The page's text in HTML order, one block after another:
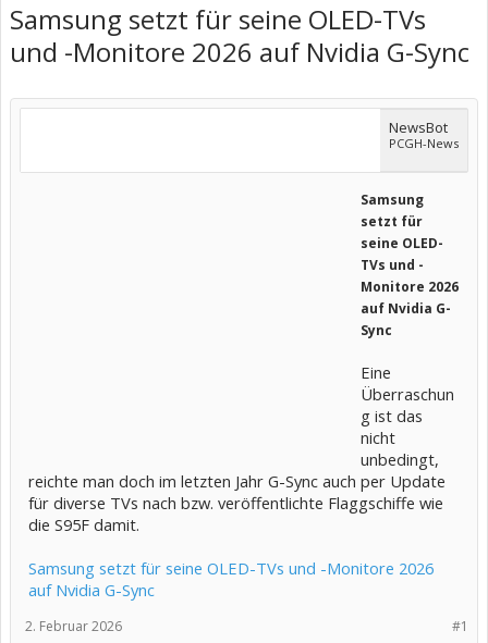
Samsung setzt für seine OLED-TVs
und -Monitore 2026 auf Nvidia G-Sync
NewsBot
PCGH-News
Samsung
setzt für
seine OLED-
TVs und -
Monitore 2026
auf Nvidia G-
Sync
Eine
Überraschun
g ist das
nicht
unbedingt,
reichte man doch im letzten Jahr G-Sync auch per Update
für diverse TVs nach bzw. veröffentlichte Flaggschiffe wie
die S95F damit.
Samsung setzt für seine OLED-TVs und -Monitore 2026
auf Nvidia G-Sync
#1
2. Februar 2026